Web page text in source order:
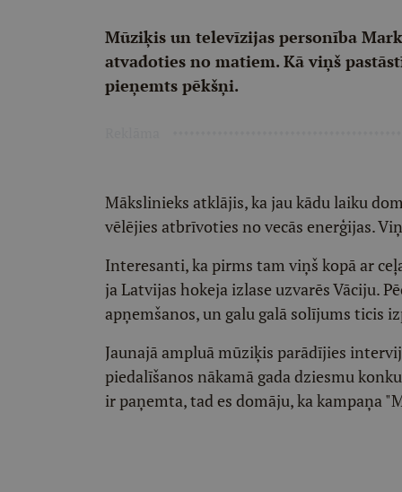
Mūziķis un televīzijas personība
atvadoties no matiem. Kā viņš
pieņemts pēkšņi.
Mākslinieks atklājis, ka jau kādu laiku
vēlējies atbrīvoties no vecās enerģijas.
Interesanti, ka pirms tam viņš kopā ar
ja Latvijas hokeja izlase uzvarēs Vāciju.
apņemšanos, un galu galā solījums ticis
Jaunajā ampluā mūziķis parādījies
piedalīšanos nākamā gada dziesmu
ir paņemta, tad es domāju, ka kampaņa